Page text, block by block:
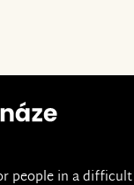
people in a